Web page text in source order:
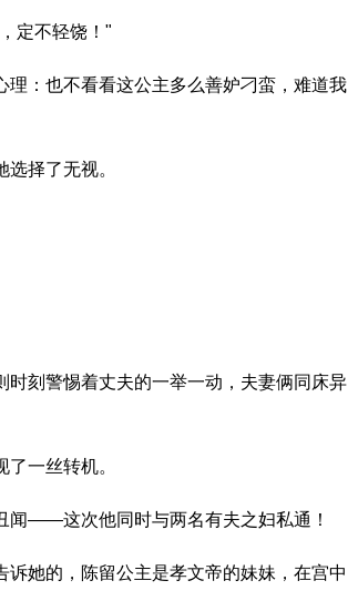
定不轻饶！"
：也不看看这公主多么善妒刁蛮，难道我
择了无视。
刻警惕着丈夫的一举一动，夫妻俩同床异
一丝转机。
闻——这次他同时与两名有夫之妇私通！
她的，陈留公主是孝文帝的妹妹，在宫中